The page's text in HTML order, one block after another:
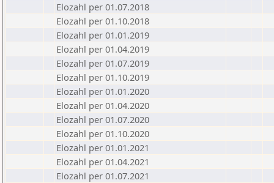
Elozahl per 01.07.2018
Elozahl per 01.10.2018
Elozahl per 01.01.2019
Elozahl per 01.04.2019
Elozahl per 01.07.2019
Elozahl per 01.10.2019
Elozahl per 01.01.2020
Elozahl per 01.04.2020
Elozahl per 01.07.2020
Elozahl per 01.10.2020
Elozahl per 01.01.2021
Elozahl per 01.04.2021
Elozahl per 01.07.2021